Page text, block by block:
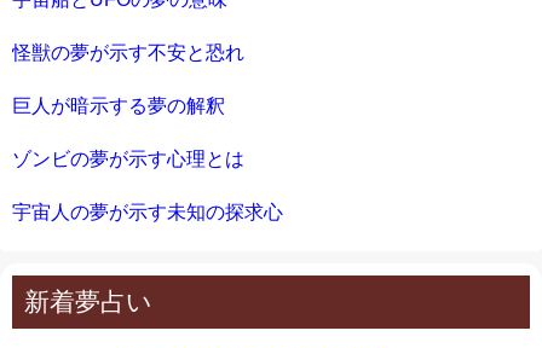
怪獣の夢が示す不安と恐れ
巨人が暗示する夢の解釈
ゾンビの夢が示す心理とは
宇宙人の夢が示す未知の探求心
新着夢占い